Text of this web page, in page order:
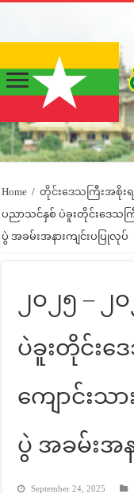
Home / တိုင်းဒေသကြီးအစိုးရ
ပညာသင်နှစ် ပဲခူးတိုင်းဒေသက
ပွဲ အခမ်းအနားကျင်းပပြုလုပ်
၂ဝ၂၅ –
ပဲခူးတိုင်းဒ
ကျောင်းသ
ပွဲ အခမ်းအ
September 24, 2025